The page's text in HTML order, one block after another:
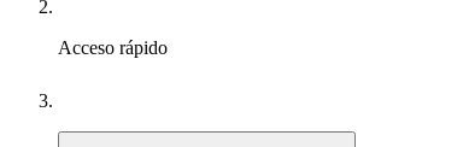
Acceso rápido